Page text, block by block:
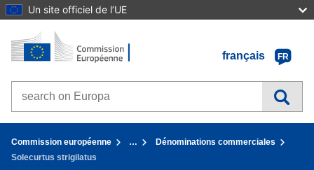
Un site officiel de l’UE
Aller au contenu
Accueil - Commission européenne
français
FR
Search on Europa websites
Commission européenne …
Dénominations commerciales
Solecurtus strigilatus